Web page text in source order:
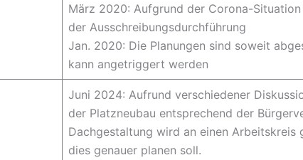
März 2020: Aufgrund der Corona-
der Ausschreibungsdurchführung
Jan. 2020: Die Planungen sind soweit
kann angetriggert werden
Juni 2024: Aufrund verschiedener
der Platzneubau entsprechend der
Dachgestaltung wird an einen
dies genauer planen soll.